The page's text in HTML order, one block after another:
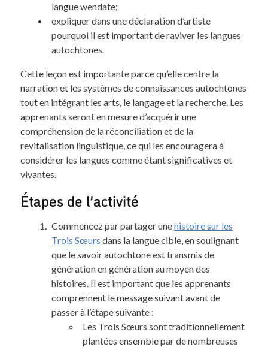
langue wendate;
expliquer dans une déclaration d’artiste
pourquoi il est important de raviver les langues
autochtones.
Cette leçon est importante parce qu’elle centre la
narration et les systèmes de connaissances autochtones
tout en intégrant les arts, le langage et la recherche. Les
apprenants seront en mesure d’acquérir une
compréhension de la réconciliation et de la
revitalisation linguistique, ce qui les encouragera à
considérer les langues comme étant significatives et
vivantes.
Étapes de l’activité
Commencez par partager unehistoire sur les
Trois Sœurs dans la langue cible, en soulignant
que le savoir autochtone est transmis de
génération en génération au moyen des
histoires. Il est important que les apprenants
comprennent le message suivant avant de
passer à l’étape suivante :
Les Trois Sœurs sont traditionnellement
plantées ensemble par de nombreuses